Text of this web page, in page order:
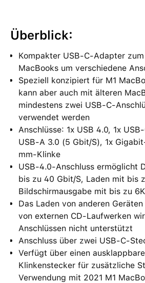
Überblick:
Kompakter USB-C-Adapter
MacBooks um verschiedene
Speziell konzipiert für M1
kann aber auch mit älteren
mindestens zwei USB-C-
verwendet werden
Anschlüsse: 1x USB 4.0, 1x
USB-A 3.0 (5 Gbit/S), 1x
mm-Klinke
USB-4.0-Anschluss ermöglicht
bis zu 40 Gbit/S, Laden mit bis
Bildschirmausgabe mit bis zu
Das Laden von anderen
von externen CD-Laufwerken
Anschlüssen nicht unterstützt
Anschluss über zwei USB-C-
Verfügt über einen
Klinkenstecker für zusätzliche
Verwendung mit 2021 M1